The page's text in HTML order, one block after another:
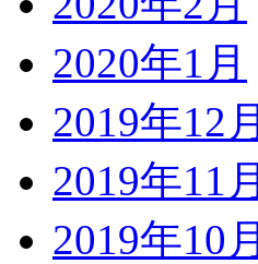
2020年1月
2019年12月
2019年11月
2019年10月